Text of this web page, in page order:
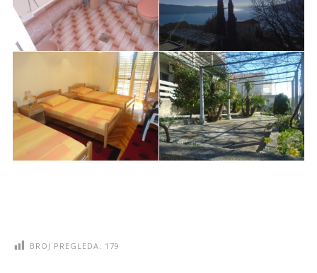
BROJ PREGLEDA: 179